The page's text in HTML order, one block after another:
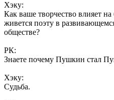
Хэку:
Как ваше творчество влияет
живется поэту в
обществе?
РК:
Знаете почему Пушкин стал
Хэку:
Судьба.